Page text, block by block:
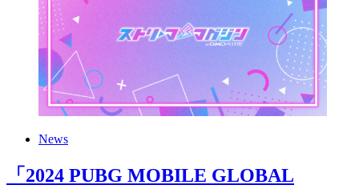
News
「2024 PUBG MOBILE GLOBAL